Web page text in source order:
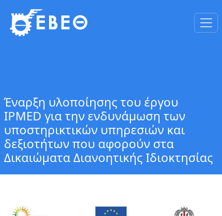
Έναρξη υλοποίησης του έργου
IPMED για την ενδυνάμωση των
υποστηρικτικών υπηρεσιών και
δεξιοτήτων που αφορούν στα
Δικαιώματα Διανοητικής Ιδιοκτησίας